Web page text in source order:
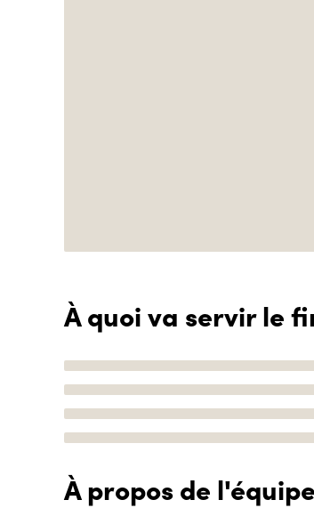
À quoi va servir le
À propos de